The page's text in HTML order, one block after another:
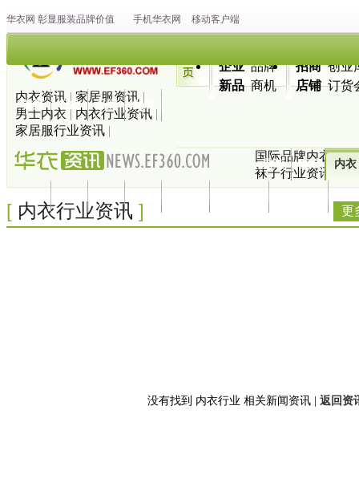
华衣网 彰显服装品牌价值 手机华衣网 移动客户端
企业 品牌
新品 商机
招商 创业
店铺 订货
首页 行业 品牌 女装
男装 童装 内衣
内衣资讯 | 家居服资讯 |
男士内衣 | 内衣行业资讯 |
家居服行业资讯 |
国际品牌内衣|内
袜子行业资讯
| 袜
更
[ 内衣行业资讯 ]
没有找到 内衣行业 相关新闻资讯 | 返回资